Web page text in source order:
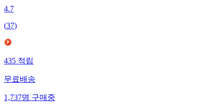
4.7
(37)
435 적립
무료배송
1,737명 구매중